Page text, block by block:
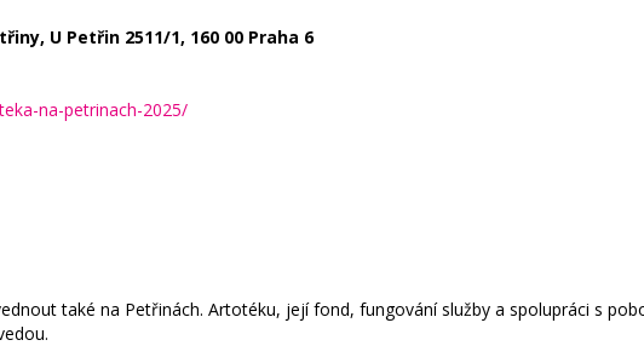
U Petřin 2511/1, 160 00 Praha 6
na-petrinach-2025/
také na Petřinách. Artotéku, její fond, fungování služby a spolupráci s